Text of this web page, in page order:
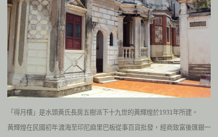
「得月樓」是水頭黃氏長房五樹派下十九世的黃輝煌於1931年所建。
黃輝煌在民國初年渡海至印尼麻里巴板從事百貨批發，經商致富後匯銀一